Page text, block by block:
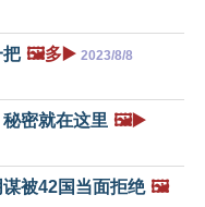
把 🖼️多▶️ 2023/8/8
密就在这里 🖼️▶️
被42国当面拒绝 🖼️